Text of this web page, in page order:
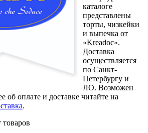
каталоге
представлены
торты, чизкейки
и выпечка от
«Kreadoc».
Доставка
осуществляется
по Санкт-
Петербургу и
ЛО. Возможен
об оплате и доставке читайте на
.
товаров